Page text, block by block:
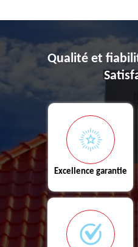
Qualité et
Excellence garantie